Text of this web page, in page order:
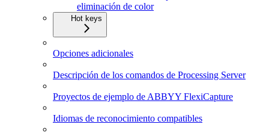
eliminación de color
Hot keys
Opciones adicionales
Descripción de los comandos de Processing Server
Proyectos de ejemplo de ABBYY FlexiCapture
Idiomas de reconocimiento compatibles